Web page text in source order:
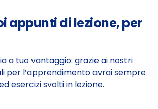
appunti di lezione, per
a tuo vantaggio: grazie ai nostri
per l’apprendimento avrai sempre
esercizi svolti in lezione.